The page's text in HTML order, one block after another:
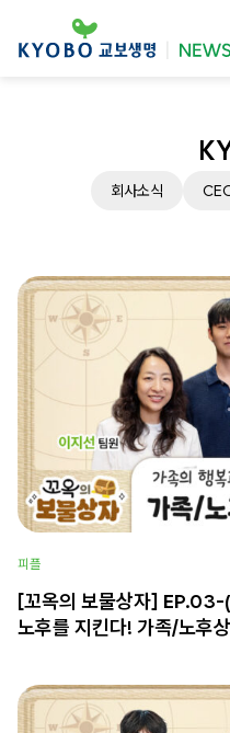
회사소식
피플
[꼬옥의 보물상자] EP.03-
노후를 지킨다! 가족/노후